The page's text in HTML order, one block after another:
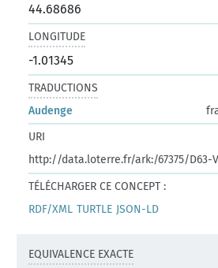
44.68686
LONGITUDE
-1.01345
TRADUCTIONS
Audenge
URI
http://data.loterre.fr/ark:/67375/D63-
TÉLÉCHARGER CE CONCEPT :
RDF/XML TURTLE JSON-LD
EQUIVALENCE EXACTE